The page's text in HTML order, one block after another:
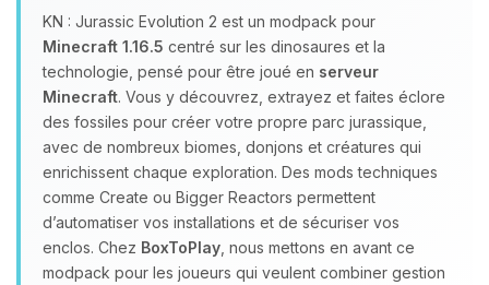
KN : Jurassic Evolution 2 est un modpack pour
Minecraft 1.16.5 centré sur les dinosaures et la
technologie, pensé pour être joué en serveur
Minecraft. Vous y découvrez, extrayez et faites éclore
des fossiles pour créer votre propre parc jurassique,
avec de nombreux biomes, donjons et créatures qui
enrichissent chaque exploration. Des mods techniques
comme Create ou Bigger Reactors permettent
d’automatiser vos installations et de sécuriser vos
enclos. Chez BoxToPlay , nous mettons en avant ce
modpack pour les joueurs qui veulent combiner gestion